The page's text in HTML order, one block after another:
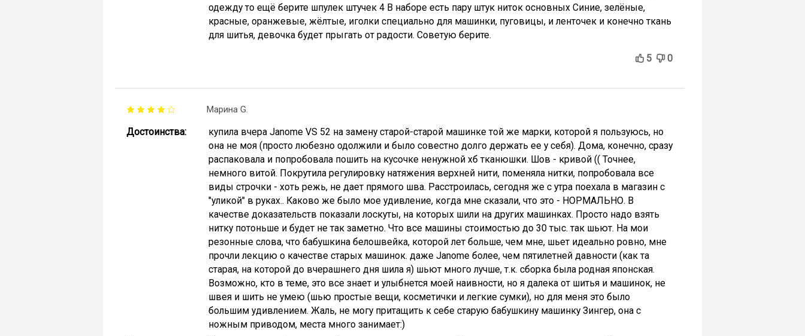
одежду то ещё берите шпулек штучек 4 В наборе есть пару штук ниток основных Синие, зелёные,
красные, оранжевые, жёлтые, иголки специально для машинки, пуговицы, и ленточек и конечно ткань
для шитья, девочка будет прыгать от радости. Советую берите.
5 0
Марина G.
Достоинства:
купила вчера Janome VS 52 на замену старой-старой машинке той же марки, которой я пользуюсь, но
она не моя (просто любезно одолжили и было совестно долго держать ее у себя). Дома, конечно, сразу
распаковала и попробовала пошить на кусочке ненужной хб тканюшки. Шов - кривой (( Точнее,
немного витой. Покрутила регулировку натяжения верхней нити, поменяла нитки, попробовала все
виды строчки - хоть режь, не дает прямого шва. Расстроилась, сегодня же с утра поехала в магазин с
"уликой" в руках.. Каково же было мое удивление, когда мне сказали, что это - НОРМАЛЬНО. В
качестве доказательств показали лоскуты, на которых шили на других машинках. Просто надо взять
нитку потоньше и будет не так заметно. Что все машины стоимостью до 30 тыс. так шьют. На мои
резонные слова, что бабушкина белошвейка, которой лет больше, чем мне, шьет идеально ровно, мне
прочли лекцию о качестве старых машинок. даже Janome более, чем пятилетней давности (как та
старая, на которой до вчерашнего дня шила я) шьют много лучше, т.к. сборка была родная японская.
Возможно, кто в теме, это все знает и улыбнется моей наивности, но я далека от шитья и машинок, не
швея и шить не умею (шью простые вещи, косметички и легкие сумки), но для меня это было
большим удивлением. Жаль, не могу притащить к себе старую бабушкину машинку Зингер, она с
ножным приводом, места много занимает:)